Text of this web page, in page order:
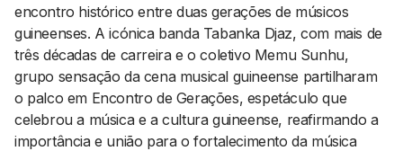
encontro histórico entre duas gerações de músicos
guineenses. A icónica banda Tabanka Djaz, com mais de
três décadas de carreira e o coletivo Memu Sunhu,
grupo sensação da cena musical guineense partilharam
o palco em Encontro de Gerações, espetáculo que
celebrou a música e a cultura guineense, reafirmando a
importância e união para o fortalecimento da música